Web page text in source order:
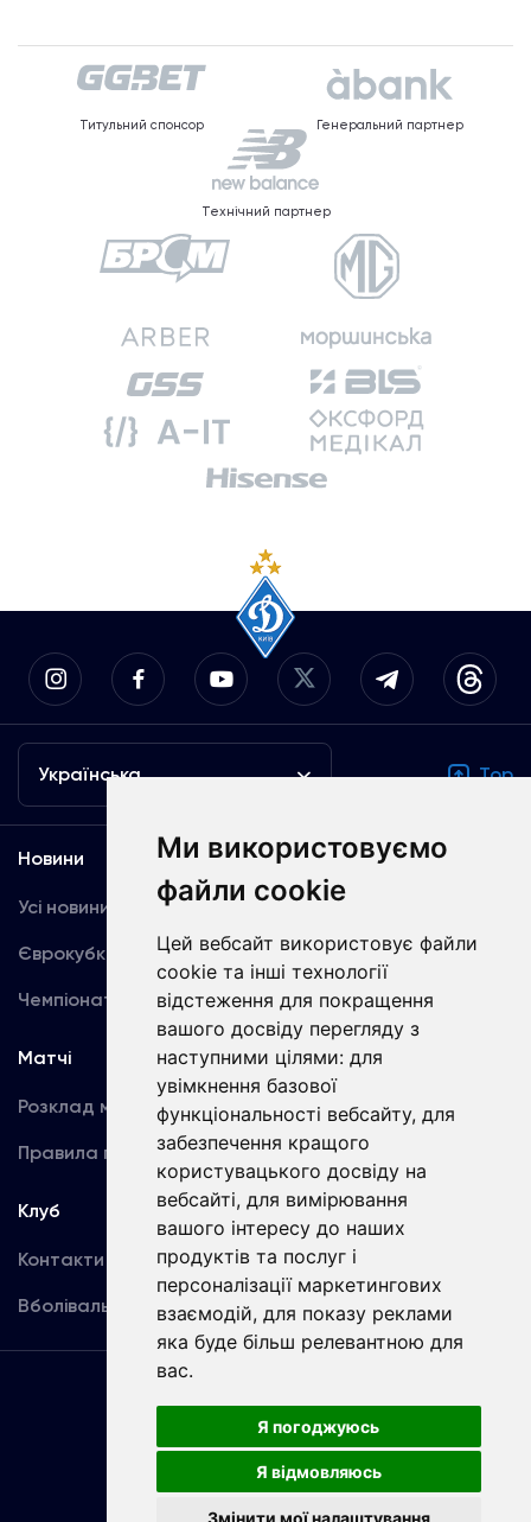
Ми використовуємо
файли cookie
Цей вебсайт використовує файли
cookie та інші технології
відстеження для покращення
вашого досвіду перегляду з
наступними цілями: для
увімкнення базової
функціональності вебсайту, для
забезпечення кращого
користувацького досвіду на
вебсайті, для вимірювання
вашого інтересу до наших
продуктів та послуг і
персоналізації маркетингових
взаємодій, для показу реклами
яка буде більш релевантною для
вас.
Я погоджуюсь
Я відмовляюсь
Змінити мої налаштування
Титульний спонсор Генеральний партнер
Технічний партнер
Українська Top
Новини
Усі новини
Єврокубки
Чемпіонат України
Медіа
Динамо TV
Фотогалерея
Акредитація
Матчі
Розклад матчів
Правила поведінки
Команда
Перша команда
U19
Клуб
Контакти
Вболівальникам
Угода
користувача
Copyright © ФК «Динамо» Київ